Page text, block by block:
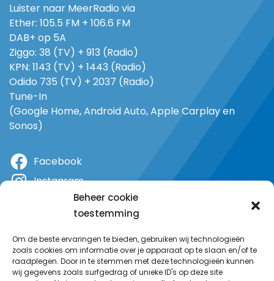
Beheer cookie
toestemming
Om de beste ervaringen te bieden, gebruiken wij technologieën
zoals cookies om informatie over je apparaat op te slaan en/of te
raadplegen. Door in te stemmen met deze technologieën kunnen
wij gegevens zoals surfgedrag of unieke ID's op deze site
Luister naar MeerRadio via
Ether: 105.5 FM + 106.6 FM
DAB+ op 5A
Ziggo: 38 (TV) + 913 (Radio)
KPN: 1143 (TV) + 1443 (Radio)
Odido 735 (TV) + 2037 (Radio)
Tune-In
(Google Home, Android Auto, Apple Carplay en
Sonos)
Facebook
Instagram
YouTube